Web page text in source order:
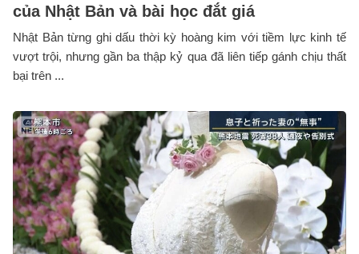
của Nhật Bản và bài học đắt giá
Nhật Bản từng ghi dấu thời kỳ hoàng kim với tiềm lực kinh tế
vượt trội, nhưng gần ba thập kỷ qua đã liên tiếp gánh chịu thất
bại trên ...